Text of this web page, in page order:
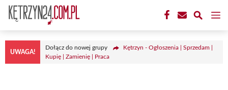
Przejdź
treści
UWAGA!
Dołącz do nowej grupy
Kętrzyn - Ogłoszenia | Sprzedam |
Kupię | Zamienię | Praca